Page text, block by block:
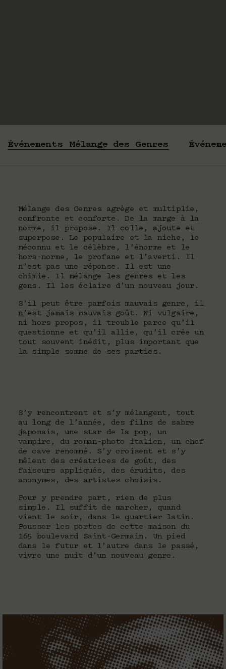
Événements Mélange des Genres
Mélange des Genres agrège et multiplie,
confronte et conforte. De la marge à la
norme, il propose. Il colle, ajoute et
superpose. Le populaire et la niche, le
méconnu et le célèbre, l’énorme et le
hors-norme, le profane et l’averti. Il
n’est pas une réponse. Il est une
chimie. Il mélange les genres et les
gens. Il les éclaire d’un nouveau jour.
S’il peut être parfois mauvais genre, il
n’est jamais mauvais goût. Ni vulgaire,
ni hors propos, il trouble parce qu’il
questionne et qu’il allie, qu’il crée un
tout souvent inédit, plus important que
la simple somme de ses parties.
S’y rencontrent et s’y mélangent, tout
au long de l’année, des films de sabre
japonais, une star de la pop, un
vampire, du roman-photo italien, un chef
de cave renommé. S’y croisent et s’y
mêlent des créatrices de goût, des
faiseurs appliqués, des érudits, des
anonymes, des artistes choisis.
Pour y prendre part, rien de plus
simple. Il suffit de marcher, quand
vient le soir, dans le quartier latin.
Pousser les portes de cette maison du
165 boulevard Saint-Germain. Un pied
dans le futur et l’autre dans le passé,
vivre une nuit d’un nouveau genre.